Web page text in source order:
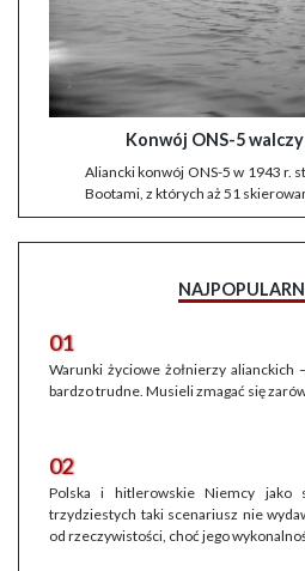
Konwój ONS-5
Aliancki konwój ONS-5 w 1943 r.
Bootami, z których aż 51
01
Warunki życiowe żołnierzy alianckich
bardzo trudne. Musieli zmagać się
02
Polska i hitlerowskie Niemcy jako
trzydziestych taki scenariusz nie
od rzeczywistości, choć jego